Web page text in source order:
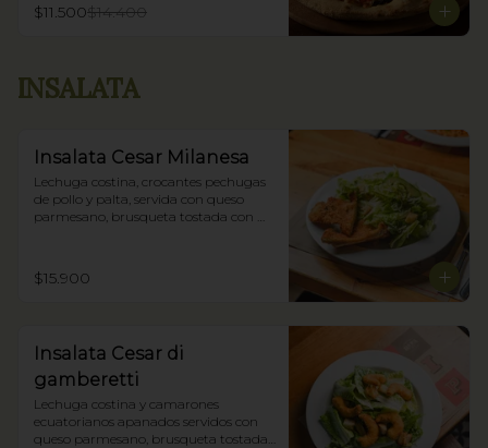
$11.500$14.400
INSALATA
Insalata Cesar Milanesa
Lechuga costina, crocantes pechugas
de pollo y palta, servida con queso
parmesano, brusqueta tostada con
$15.900
Insalata Cesar di
gamberetti
Lechuga costina y camarones
ecuatorianos apanados servidos con
queso parmesano, brusqueta tostada